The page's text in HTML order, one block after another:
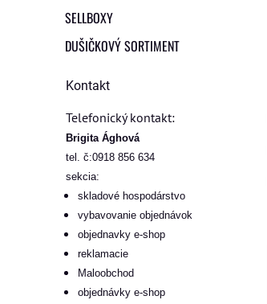
SELLBOXY
DUŠIČKOVÝ SORTIMENT
Kontakt
Telefonický kontakt:
Brigita Ághová
tel. č:0918 856 634
sekcia:
skladové hospodárstvo
vybavovanie objednávok
objednavky e-shop
reklamacie
Maloobchod
objednávky e-shop